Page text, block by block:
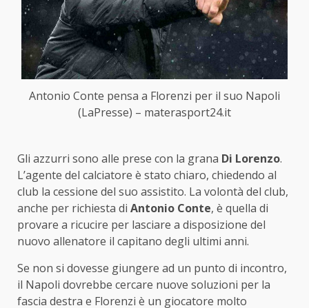
Antonio Conte pensa a Florenzi per il suo Napoli
(LaPresse) – materasport24.it
Gli azzurri sono alle prese con la grana Di Lorenzo.
L’agente del calciatore è stato chiaro, chiedendo al
club la cessione del suo assistito. La volontà del club,
anche per richiesta di Antonio Conte, è quella di
provare a ricucire per lasciare a disposizione del
nuovo allenatore il capitano degli ultimi anni.
Se non si dovesse giungere ad un punto di incontro,
il Napoli dovrebbe cercare nuove soluzioni per la
fascia destra e Florenzi è un giocatore molto